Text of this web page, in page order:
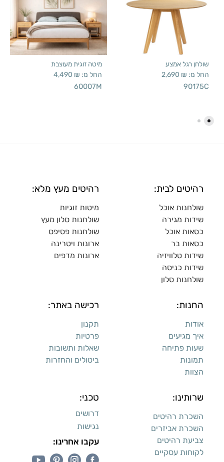
שולחן רגל אמצע
החל מ: 2,690 ₪
90175C
מיטה זוגית מעוצבת
החל מ: 4,490 ₪
60007M
רהיטים לבית:
שולחנות אוכל
שידות מגירה
כסאות אוכל
כסאות בר
שידות טלוויזיה
שידות כניסה
שולחנות סלון
רהיטים מעץ מלא:
מיטות זוגיות
שולחנות סלון מעץ
שולחנות פסיפס
ארונות ויטרינה
ארונות מדפים
החנות:
אודות
איך מגיעים
שעות פתיחה
תמונות
הצוות
רכישה באתר:
תקנון
פרטיות
שאלות ותשובות
ביטולים והחזרות
שרותינו:
השכרת רהיטים
השכרת אביזרים
צביעת רהיטים
לקוחות עסקיים
טכני:
דרושים
נגישות
עקבו אחרינו: